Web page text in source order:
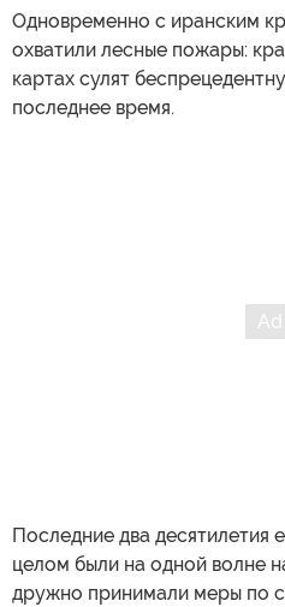
Одновременно с иранским
охватили лесные пожары:
картах сулят
последнее время.
Последние два десятилетия
целом были на одной волне
дружно принимали меры по